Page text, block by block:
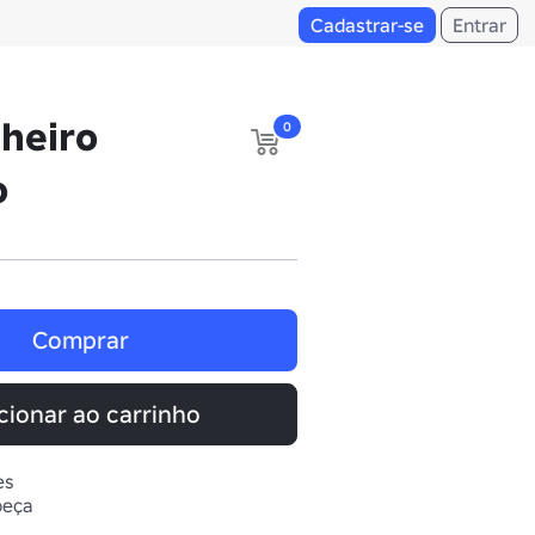
Cadastrar-se Entrar
0
Comprar
ao carrinho